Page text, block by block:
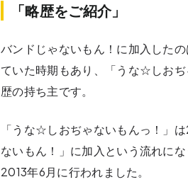
「略歴をご紹介」
バンドじゃないもん！に加入した
ていた時期もあり、「うな☆しお
歴の持ち主です。
「うな☆しおぢゃないもんっ！」
ないもん！」に加入という流れに
2013年6月に行われました。